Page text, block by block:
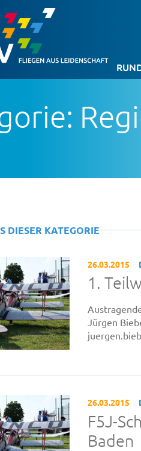
DIESER KATEGORIE
26.03.2015
1.
Jürgen
26.03.2015
F5J-
Baden